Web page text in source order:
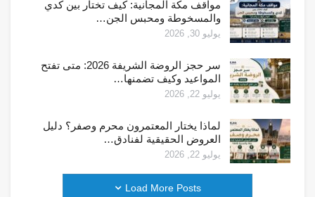
مواقف مكة المجانية: كيف تختار بين كدي
والمسخوطة ومحبس الجن…
يوليو 30, 2026
سر حجز الروضة الشريفة 2026: متى تفتح
المواعيد وكيف تضمنها…
يوليو 22, 2026
لماذا يختار المعتمرون محرم وصفر؟ دليل
العروض الحقيقية لفنادق…
يوليو 22, 2026
Load More Posts